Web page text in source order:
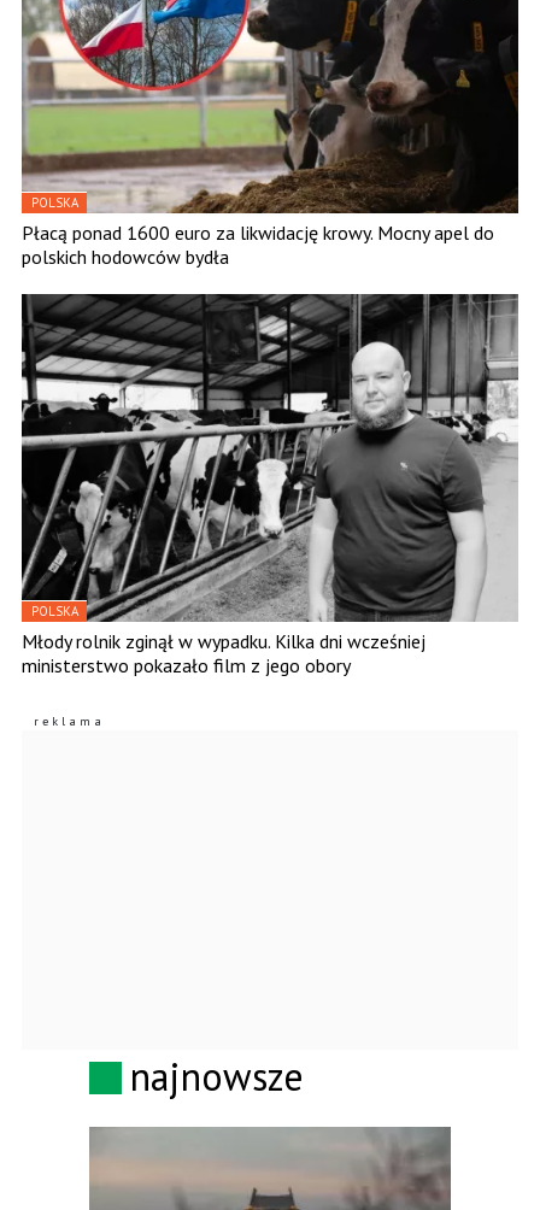
POLSKA
Płacą ponad 1600 euro za likwidację krowy. Mocny apel do
polskich hodowców bydła
POLSKA
Młody rolnik zginął w wypadku. Kilka dni wcześniej
ministerstwo pokazało film z jego obory
najnowsze